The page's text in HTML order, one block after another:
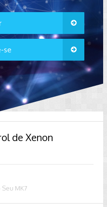
se
de Xenon
MK7